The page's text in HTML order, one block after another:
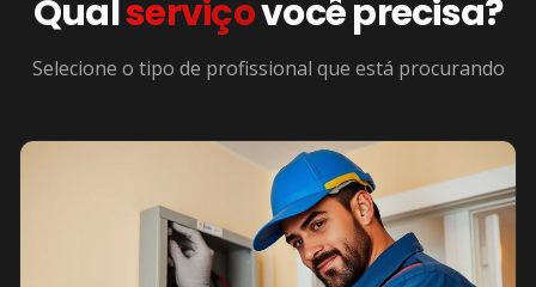
Qualserviçovocê precisa?
Selecione o tipo de profissional que está procurando